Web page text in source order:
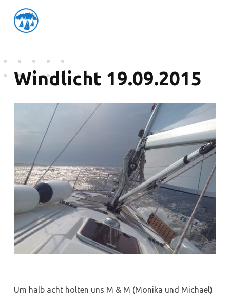
friedensflotte salzburg
Friedensflotte Salzburg
Windlicht 19.09.2015
Um halb acht holten uns M & M (Monika und Michael)